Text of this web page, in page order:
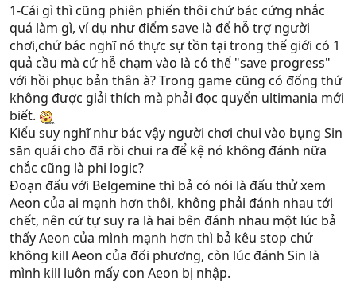
1-Cái gì thì cũng phiên phiến thôi chứ bác cứng nhắc
quá làm gì, ví dụ như điểm save là để hỗ trợ người
chơi,chứ bác nghĩ nó thực sự tồn tại trong thế giới có 1
quả cầu mà cứ hễ chạm vào là có thể "save progress"
với hồi phục bản thân à? Trong game cũng có đống thứ
không được giải thích mà phải đọc quyển ultimania mới
biết.
Kiểu suy nghĩ như bác vậy người chơi chui vào bụng Sin
săn quái cho đã rồi chui ra để kệ nó không đánh nữa
chắc cũng là phi logic?
Đoạn đấu với Belgemine thì bả có nói là đấu thử xem
Aeon của ai mạnh hơn thôi, không phải đánh nhau tới
chết, nên cứ tự suy ra là hai bên đánh nhau một lúc bả
thấy Aeon của mình mạnh hơn thì bả kêu stop chứ
không kill Aeon của đối phương, còn lúc đánh Sin là
mình kill luôn mấy con Aeon bị nhập.